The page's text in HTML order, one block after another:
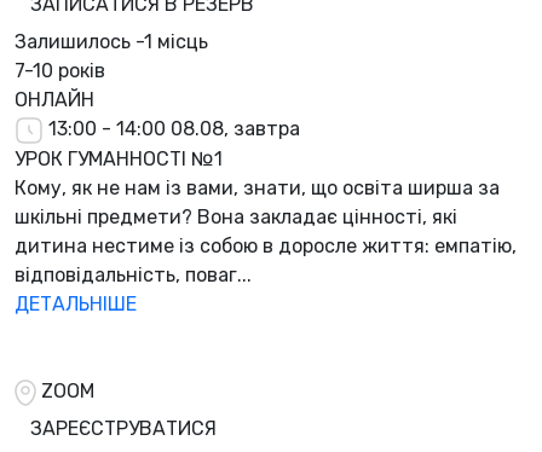
Залишилось -1 місць
7-10 років
ОНЛАЙН
13:00 - 14:00 08.08, завтра
УРОК ГУМАННОСТІ №1
Кому, як не нам із вами, знати, що освіта ширша за
шкільні предмети? Вона закладає цінності, які
дитина нестиме із собою в доросле життя: емпатію,
відповідальність, поваг...
ДЕТАЛЬНІШЕ
ZOOM
ЗАРЕЄСТРУВАТИСЯ